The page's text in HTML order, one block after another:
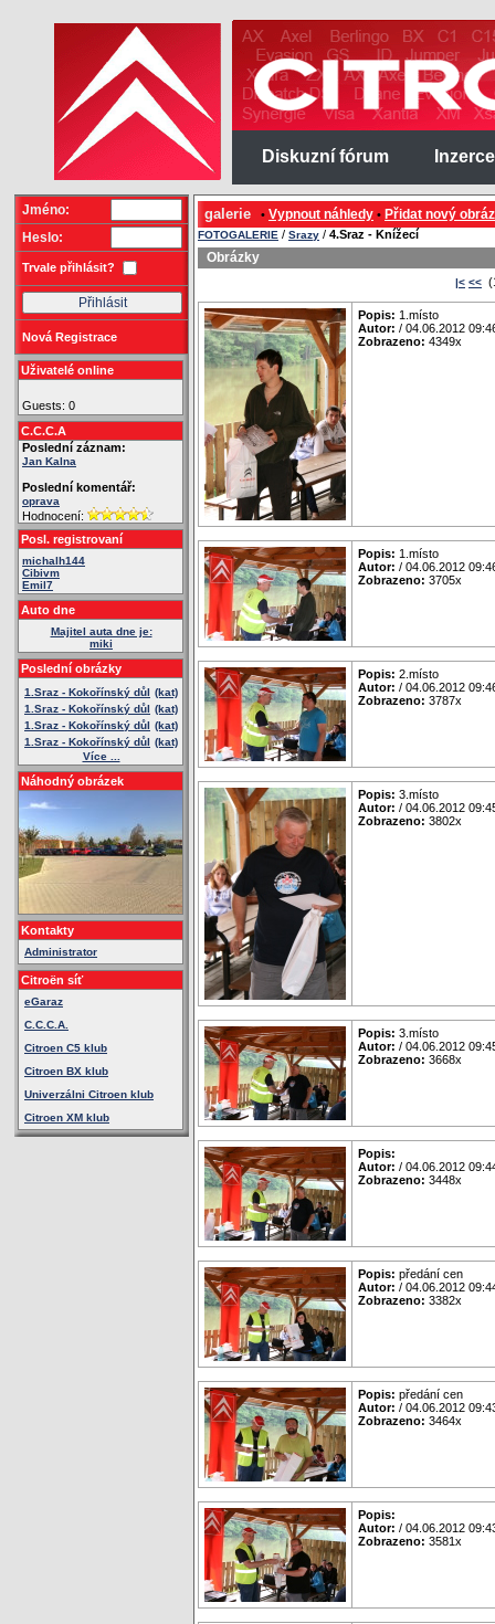
Diskuzní fórum Inzerce
Jméno:
Heslo:
Trvale přihlásit?
Nová Registrace
Uživatelé online
Guests: 0
C.C.C.A
Poslední záznam:
Jan Kalna
Poslední komentář:
oprava
Hodnocení:
Posl. registrovaní
michalh144
Cibivm
Emil7
Auto dne
Majitel auta dne je:
miki
Poslední obrázky
1.Sraz - Kokořínský důl (kat)
1.Sraz - Kokořínský důl (kat)
1.Sraz - Kokořínský důl (kat)
1.Sraz - Kokořínský důl (kat)
Více ...
Náhodný obrázek
Kontakty
Administrator
Citroën síť
eGaraz
C.C.C.A.
Citroen C5 klub
Citroen BX klub
Univerzálni Citroen klub
Citroen XM klub
galerie • Vypnout náhledy • Přidat nový
FOTOGALERIE / Srazy / 4.Sraz - Knížecí
Obrázky
|< <<
Popis: 1.místo
Autor: / 04.06.2012
Zobrazeno: 4349x
Popis: 1.místo
Autor: / 04.06.2012
Zobrazeno: 3705x
Popis: 2.místo
Autor: / 04.06.2012
Zobrazeno: 3787x
Popis: 3.místo
Autor: / 04.06.2012
Zobrazeno: 3802x
Popis: 3.místo
Autor: / 04.06.2012
Zobrazeno: 3668x
Popis:
Autor: / 04.06.2012
Zobrazeno: 3448x
Popis: předání cen
Autor: / 04.06.2012
Zobrazeno: 3382x
Popis: předání cen
Autor: / 04.06.2012
Zobrazeno: 3464x
Popis:
Autor: / 04.06.2012
Zobrazeno: 3581x